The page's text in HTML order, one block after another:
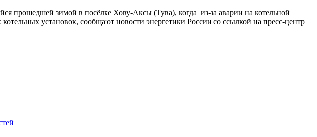
зимой в посёлке Хову-Аксы (Тува), когда из-за аварии на котельной
установок, сообщают новости энергетики России со ссылкой на пресс-центр